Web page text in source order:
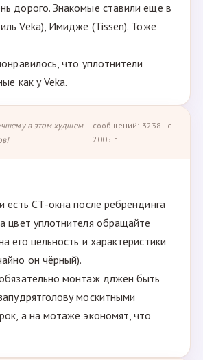
дорого. Знакомые ставили еще в
Veka), Имидже (Tissen). Тоже
что уплотнители
как у Veka.
в этом худшем
сообщений: 3238 · с
2005 г.
есть СТ-окна после ребрендинга
цвет уплотнителя обращайте
его цельность и характеристики
он чёрный).
монтаж длжен быть
москитными
а на мотаже экономят, что